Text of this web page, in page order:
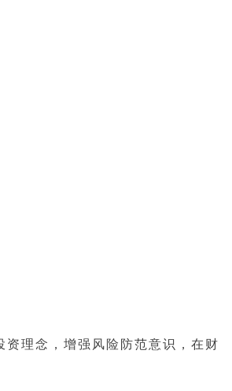
理念，增强风险防范意识，在财